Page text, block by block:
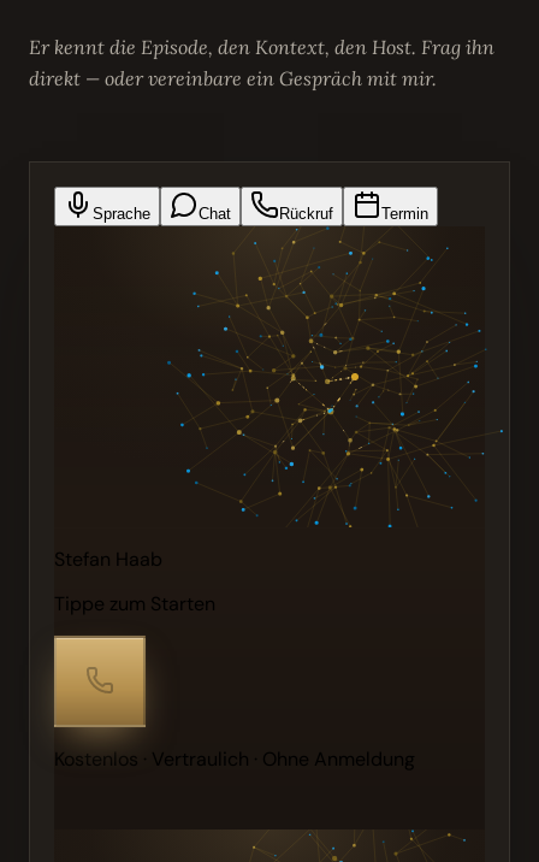
Er kennt die Episode, den Kontext, den Host. Frag ihn
direkt — oder vereinbare ein Gespräch mit mir.
Sprache Chat Rückruf Termin
Stefan Haab
Tippe zum Starten
Kostenlos · Vertraulich · Ohne Anmeldung